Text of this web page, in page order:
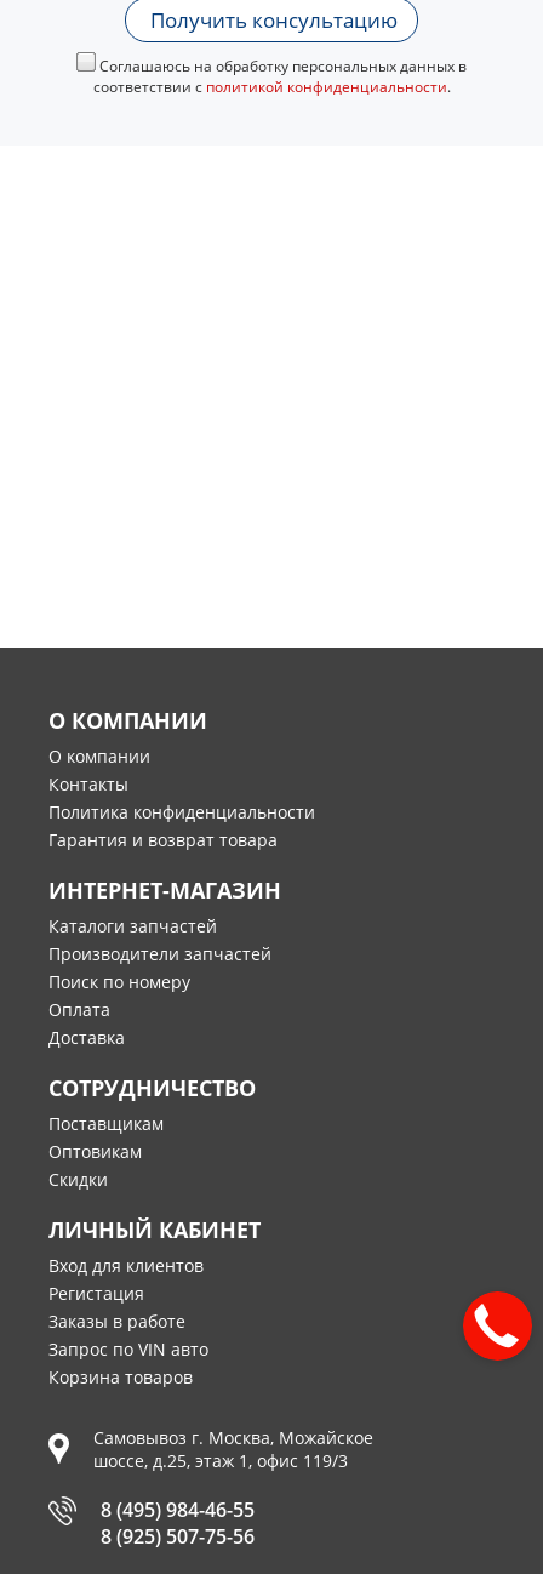
Получить консультацию
Соглашаюсь на обработку персональных данных в
соответствии с политикой конфиденциальности.
О КОМПАНИИ
О компании
Контакты
Политика конфиденциальности
Гарантия и возврат товара
ИНТЕРНЕТ-МАГАЗИН
Каталоги запчастей
Производители запчастей
Поиск по номеру
Оплата
Доставка
СОТРУДНИЧЕСТВО
Поставщикам
Оптовикам
Скидки
ЛИЧНЫЙ КАБИНЕТ
Вход для клиентов
Регистация
Заказы в работе
Запрос по VIN авто
Корзина товаров
Самовывоз г. Москва, Можайское
шоссе, д.25, этаж 1, офис 119/3
8 (495) 984-46-55
8 (925) 507-75-56